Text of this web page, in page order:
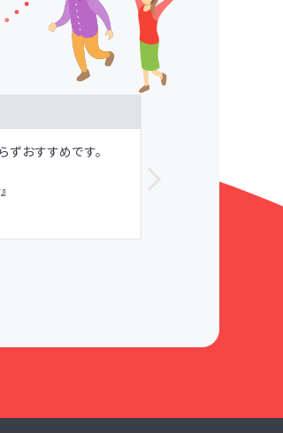
おすすめです。
すめしてます。